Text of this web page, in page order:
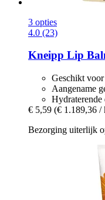
3 opties
4.0 (23)
Kneipp Lip
Geschikt
Aangename
Hydraterende
€ 5,59 (€ 1.189,36 /
Bezorging uiterlijk